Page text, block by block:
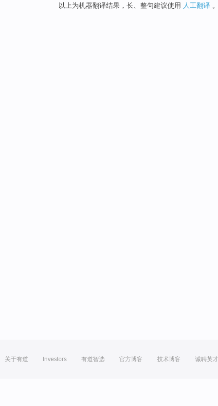
以上为机器翻译结果，长、整句建议使用 人工翻译
关于有道 Investors 有道智选 官方博客 技术博客 诚聘英才